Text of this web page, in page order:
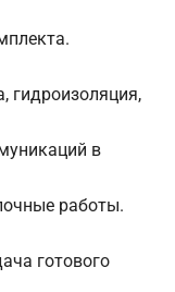
гидроизоляция,
в
работы.
готового